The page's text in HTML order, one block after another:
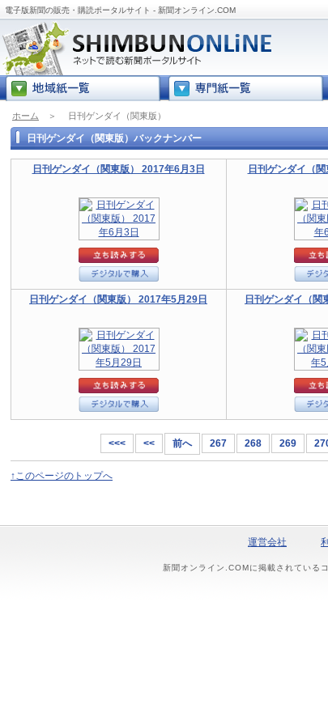
電子版新聞の販売・購読ポータルサイト - 新聞オンライン.COM
ホーム ＞ 日刊ゲンダイ（関東版）
日刊ゲンダイ（関東版）バックナンバー
日刊ゲンダイ（関東版） 2017年6月3日 日刊ゲンダイ（
日刊ゲンダイ（関東版） 2017年5月29日 日刊ゲンダイ（関
<<< << 前へ 267 268 269
↑このページのトップへ
運営会社
新聞オンライン.COMに掲載されている